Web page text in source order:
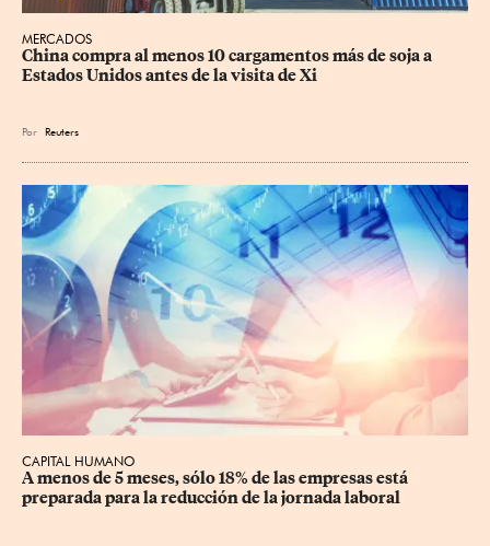
MERCADOS
China compra al menos 10 cargamentos más de soja a
Estados Unidos antes de la visita de Xi
Por Reuters
CAPITAL HUMANO
A menos de 5 meses, sólo 18% de las empresas está
preparada para la reducción de la jornada laboral